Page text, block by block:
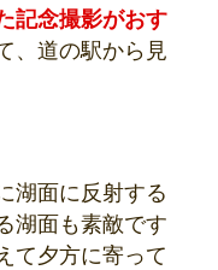
記念撮影がおす
、道の駅から見
湖面に反射する
湖面も素敵です
て夕方に寄って